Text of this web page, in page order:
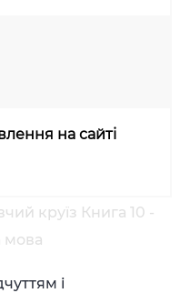
на сайті
круїз Книга 10 -
мова
і